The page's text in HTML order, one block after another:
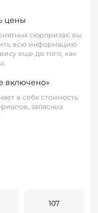
цены
сюрпризах: вы
всю информацию
еще до того, как
включено»
в себя стоимость
запасных
107